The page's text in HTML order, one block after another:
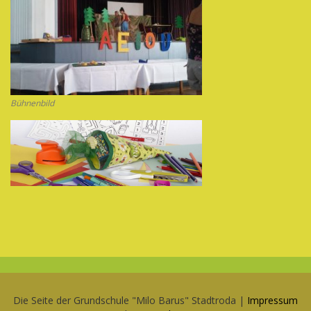
Bühnenbild
Die Seite der Grundschule "Milo Barus" Stadtroda | Impressum